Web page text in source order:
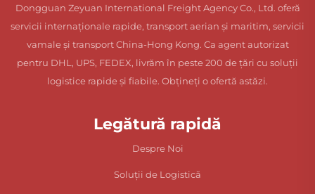
Dongguan Zeyuan International Freight Agency Co., Ltd. oferă
servicii internaționale rapide, transport aerian și maritim, servicii
vamale și transport China-Hong Kong. Ca agent autorizat
pentru DHL, UPS, FEDEX, livrăm în peste 200 de țări cu soluții
logistice rapide și fiabile. Obțineți o ofertă astăzi.
Legătură rapidă
Despre Noi
Soluții de Logistică